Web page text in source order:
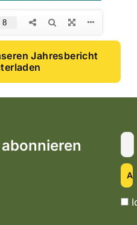
Jahresbericht